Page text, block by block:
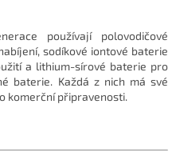
používají polovodičové
sodíkové iontové baterie
a lithium-sírové baterie pro
baterie. Každá z nich má své
komerční připravenosti.